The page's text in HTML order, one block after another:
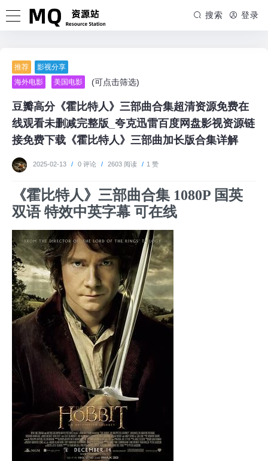
搜索 登录
推荐
影视分享
海外电影
美国电影 (可点击筛选)
豆瓣高分《霍比特人》三部曲合集超清资源免费在
线观看未删减完整版_夸克迅雷百度网盘影视资源链
接免费下载《霍比特人》三部曲加长版合集详解
2025-02-13 / 0 评论 / 2603 阅读 / 1 赞
《霍比特人》三部曲合集 1080P 国英
双语 特效中英字幕 可在线